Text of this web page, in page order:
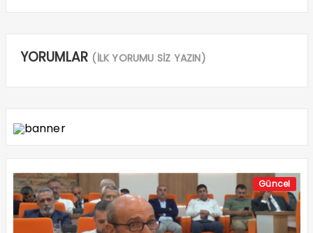
YORUMLAR (İLK YORUMU SİZ YAZIN)
Güncel